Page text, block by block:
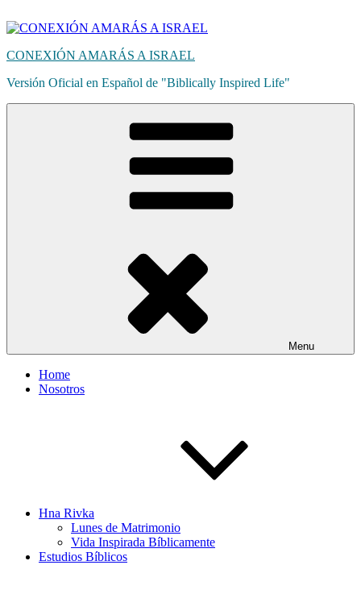
to
CONEXIÓN AMARÁS A ISRAEL
Versión Oficial en Español de "Biblically Inspired Life"
Menu
Home
Nosotros
Hna Rivka
Lunes de Matrimonio
Vida Inspirada Bíblicamente
Estudios Bíblicos